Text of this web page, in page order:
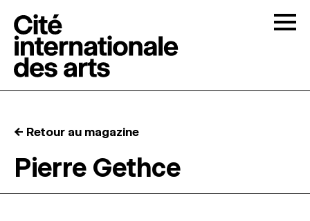
RÉSIDENCES ↓
← Retour au magazine
Pierre Gethce